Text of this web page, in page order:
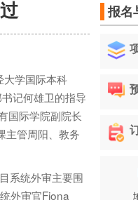
报名
大学国际本科
记何雄卫的指导
国际学院副院长
主管周阳、教务
系统外审主要围
外审官Fiona